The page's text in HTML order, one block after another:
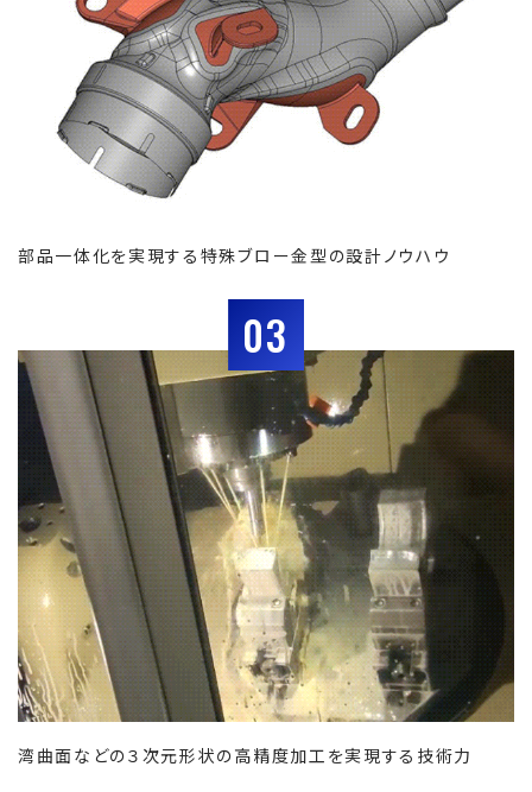
部品一体化を実現する特殊ブロー金型の設計ノウハウ
03
湾曲面などの３次元形状の高精度加工を実現する技術力